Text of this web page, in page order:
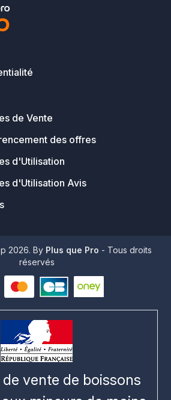
de Vente
des offres
d'Utilisation
d'Utilisation Avis
2026. By Plus que Pro - Tous droits
réservés
vente de boissons